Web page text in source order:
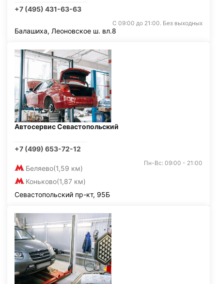
+7 (495) 431-63-63
С 09:00 до 21:00. Без выходных
Балашиха, Леоновское ш. вл.8
Автосервис Севастопольский
+7 (499) 653-72-12
Беляево(1,59 км)
Коньково(1,87 км)
Пн-Вс: 09:00 - 21:00
Севастопольский пр-кт, 95Б